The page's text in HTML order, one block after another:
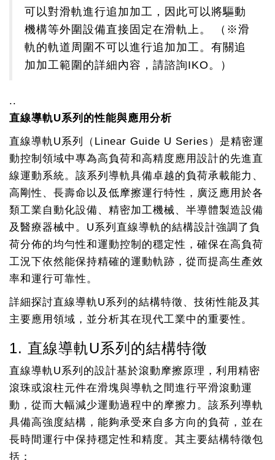
可以對滑軌進行追加加工，因此可以將驅動
機構等外圍設備直接固定在滑軌上。 （※滑
軌的軌道周圍不可以進行追加加工。有關追
加加工範圍的詳細內容，請諮詢IKO。）
..
直線導軌U系列的性能與應用分析
直線導軌U系列（Linear Guide U Series）是精密運
動控制領域中專為高負荷和高精度應用設計的先進直
線運動系統。該系列導軌具備卓越的負荷承載能力、
高剛性、長壽命以及低摩擦運行特性，廣泛應用於各
類工業自動化設備、精密加工機械、半導體製造設備
及醫療器械中。U系列直線導軌的結構設計強調了負
荷分佈的均勻性和運動控制的穩定性，確保在高負荷
工況下依然能保持精確的運動軌跡，從而提高生產效
率和運行可靠性。
詳細探討直線導軌U系列的結構特徵、技術性能及其
主要應用領域，並分析其在現代工業中的重要性。
1. 直線導軌U系列的結構特徵
直線導軌U系列的設計基於滾動摩擦原理，利用精密
滾珠或滾柱元件在滑塊與導軌之間進行平滑滾動運
動，從而大幅減少運動過程中的摩擦力。該系列導軌
具備高強度結構，能夠承受來自多方向的負荷，並在
長時間運行中保持穩定性和精度。其主要結構特徵包
括：